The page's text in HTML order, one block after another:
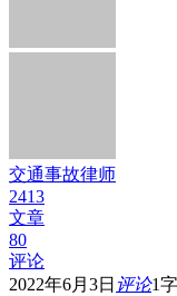
交通事故律师
2413
文章
80
评论
2022年6月3日 评论1